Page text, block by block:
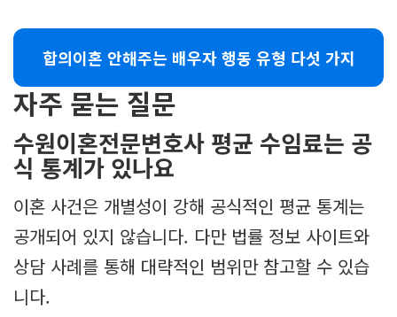
합의이혼 안해주는 배우자 행동 유형 다섯 가지
자주 묻는 질문
수원이혼전문변호사 평균 수임료는 공
식 통계가 있나요
이혼 사건은 개별성이 강해 공식적인 평균 통계는
공개되어 있지 않습니다. 다만 법률 정보 사이트와
상담 사례를 통해 대략적인 범위만 참고할 수 있습
니다.